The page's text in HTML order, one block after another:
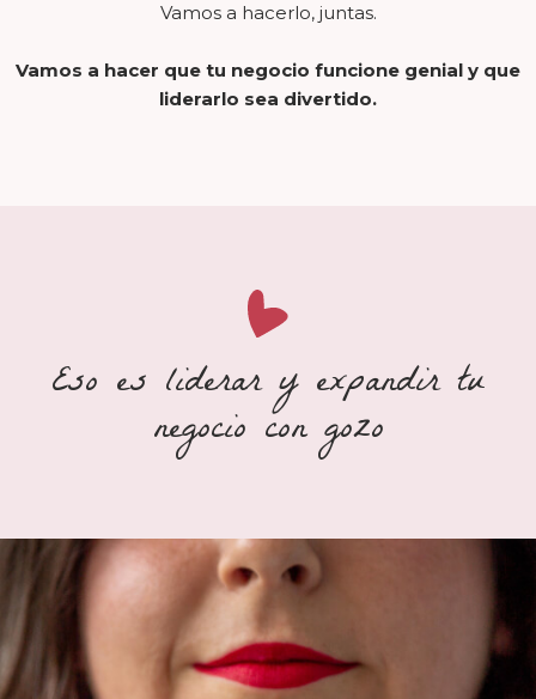
Vamos a hacerlo, juntas.
Vamos a hacer que tu negocio funcione genial y que
liderarlo sea divertido.
Eso es liderar y expandir tu
negocio con gozo